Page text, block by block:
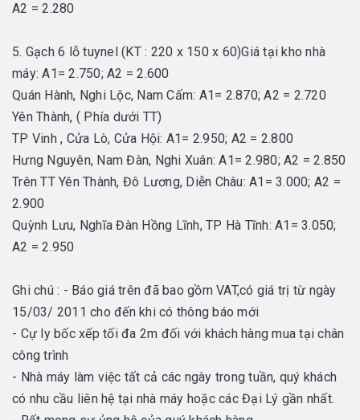
A2 = 2.280
5. Gạch 6 lỗ tuynel (KT : 220 x 150 x 60)Giá tại kho nhà
máy: A1= 2.750; A2 = 2.600
Quán Hành, Nghi Lộc, Nam Cấm: A1= 2.870; A2 = 2.720
Yên Thành, ( Phía dưới TT)
TP Vinh , Cửa Lò, Cửa Hội: A1= 2.950; A2 = 2.800
Hưng Nguyên, Nam Đàn, Nghi Xuân: A1= 2.980; A2 = 2.850
Trên TT Yên Thành, Đô Lương, Diễn Châu: A1= 3.000; A2 =
2.900
Quỳnh Lưu, Nghĩa Đàn Hồng Lĩnh, TP Hà Tĩnh: A1= 3.050;
A2 = 2.950
Ghi chú : - Báo giá trên đã bao gồm VAT,có giá trị từ ngày
15/03/ 2011 cho đến khi có thông báo mới
- Cự ly bốc xếp tối đa 2m đối với khách hàng mua tại chân
công trình
- Nhà máy làm việc tất cả các ngày trong tuần, quý khách
có nhu cầu liên hệ tại nhà máy hoặc các Đại Lý gần nhất.